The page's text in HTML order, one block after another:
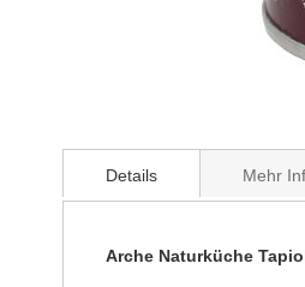
Details
Arche Naturküche
Mehr